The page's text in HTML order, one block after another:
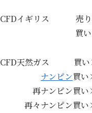
CFDイギリス 売
買い×20
CFD天然ガス 買
ナンピン買
再ナンピン買い
再々ナンピン買